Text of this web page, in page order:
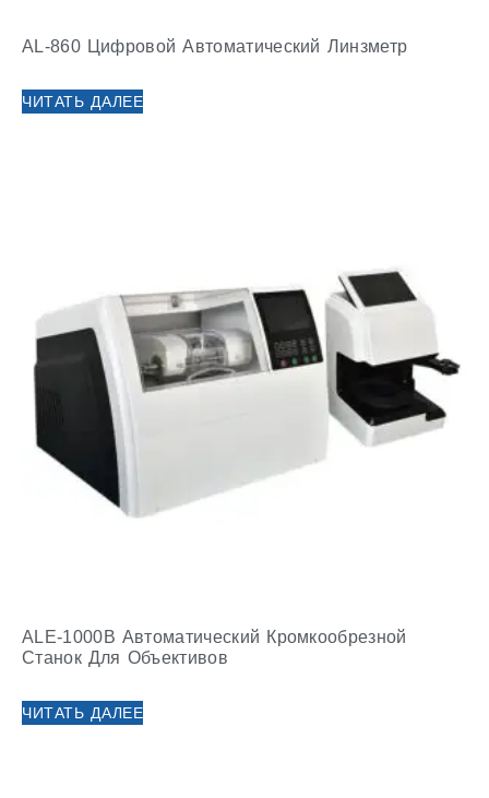
AL-860 Цифровой Автоматический Линзметр
ЧИТАТЬ ДАЛЕЕ
ALE-1000B Автоматический Кромкообрезной
Станок Для Объективов
ЧИТАТЬ ДАЛЕЕ